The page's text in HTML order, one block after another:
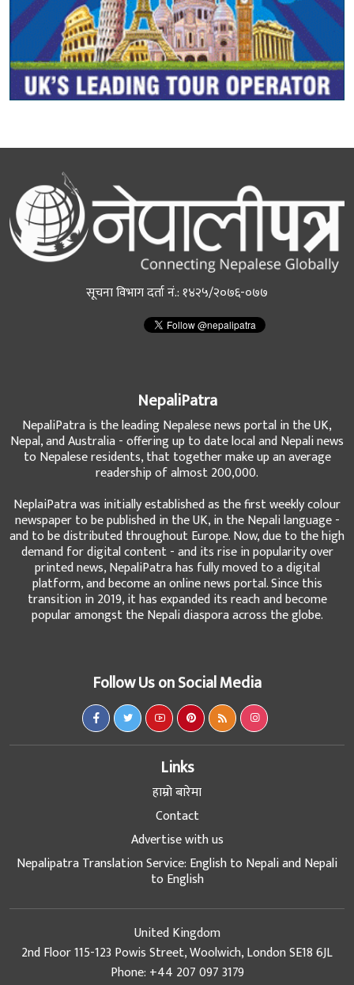
सूचना विभाग दर्ता नं.: १४२५/२०७६-०७७
NepaliPatra
NepaliPatra is the leading Nepalese news portal in the UK,
Nepal, and Australia - offering up to date local and Nepali news
to Nepalese residents, that together make up an average
readership of almost 200,000.
NeplaiPatra was initially established as the first weekly colour
newspaper to be published in the UK, in the Nepali language -
and to be distributed throughout Europe. Now, due to the high
demand for digital content - and its rise in popularity over
printed news, NepaliPatra has fully moved to a digital
platform, and become an online news portal. Since this
transition in 2019, it has expanded its reach and become
popular amongst the Nepali diaspora across the globe.
Follow Us on Social Media
Links
हाम्रो बारेमा
Contact
Advertise with us
Nepalipatra Translation Service: English to Nepali and Nepali
to English
United Kingdom
2nd Floor 115-123 Powis Street, Woolwich, London SE18 6JL
Phone: +44 207 097 3179